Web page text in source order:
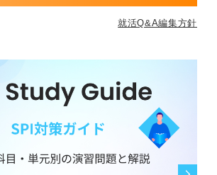
就活Q&A編集方針